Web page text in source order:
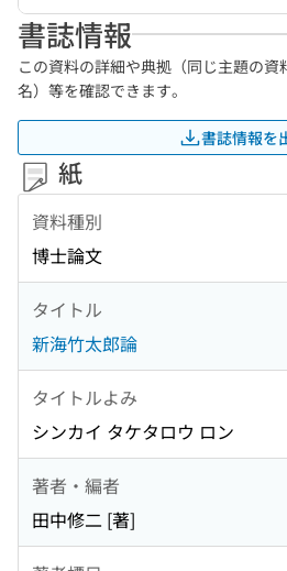
書誌情報
この資料の詳細や典拠（同じ主題の
名）等を確認できます。
書誌情報を
紙
資料種別
博士論文
タイトル
新海竹太郎論
タイトルよみ
シンカイ タケタロウ ロン
著者・編者
田中修二 [著]